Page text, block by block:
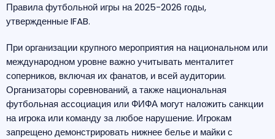
Правила футбольной игры на 2025-2026 годы,
утвержденные IFAB.
При организации крупного мероприятия на национальном или
международном уровне важно учитывать менталитет
соперников, включая их фанатов, и всей аудитории.
Организаторы соревнований, а также национальная
футбольная ассоциация или ФИФА могут наложить санкции
на игрока или команду за любое нарушение. Игрокам
запрещено демонстрировать нижнее белье и майки с